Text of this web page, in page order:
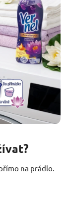
přímo na prádlo.